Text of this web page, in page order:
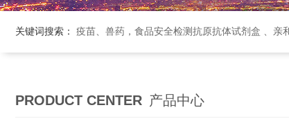
关键词搜索： 疫苗、兽药，食品安全检测抗原抗体试剂盒 、亲
PRODUCT CENTER 产品中心